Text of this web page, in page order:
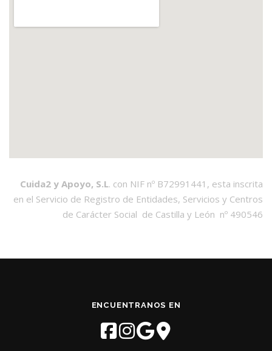
Cuida2 y Apoyo, S.L. con NIF nº B72991441, esta inscrita
en el Servicio de Registro de Entidades, Servicios y Centros
de Carácter Social de Castilla y León nº 490546
ENCUENTRANOS EN